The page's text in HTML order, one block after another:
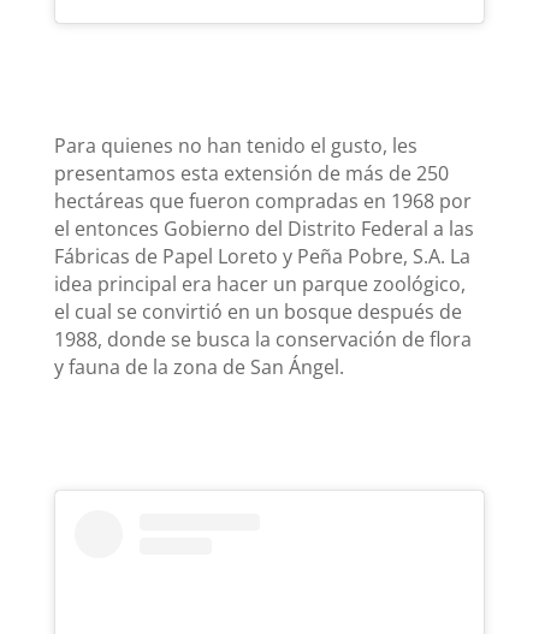
Para quienes no han tenido el gusto, les
presentamos esta extensión de más de 250
hectáreas que fueron compradas en 1968 por
el entonces Gobierno del Distrito Federal a las
Fábricas de Papel Loreto y Peña Pobre, S.A. La
idea principal era hacer un parque zoológico,
el cual se convirtió en un bosque después de
1988, donde se busca la conservación de flora
y fauna de la zona de San Ángel.